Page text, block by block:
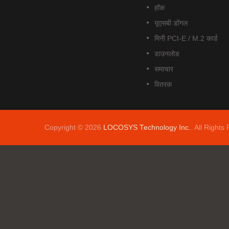
हॉक
यूएसबी डोंगल
मिनी PCI-E / M.2 कार्ड
डाउनलोड
समाचार
वितरक
Copyright © 2026 LOCOSYS Technology Inc.. All Rights